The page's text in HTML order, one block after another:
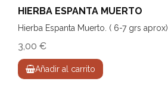
HIERBA ESPANTA MUERTO
Hierba Espanta Muerto. ( 6-7 grs aprox).
3,00 €
Añadir al carrito